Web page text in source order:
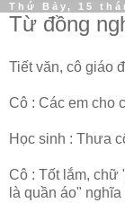
Thứ Bảy, 15
Từ đồng
Tiết văn, cô giáo
Cô : Các em cho
Học sinh : Thưa
Cô : Tốt lắm, chữ
là quần áo"